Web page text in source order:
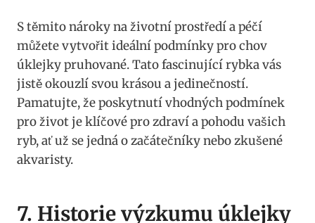
S ‌těmito nároky na životní ‌prostředí a péčí
můžete vytvořit ideální podmínky pro chov
úklejky ​pruhované.​ Tato fascinující rybka vás
jistě okouzlí svou krásou a⁣ jedinečností.
Pamatujte, že poskytnutí vhodných podmínek
‌pro život je klíčové ‍pro zdraví⁢ a pohodu vašich
ryb, ať ⁣už se jedná‍ o začátečníky nebo zkušené​
akvaristy.
7. Historie výzkumu úklejky